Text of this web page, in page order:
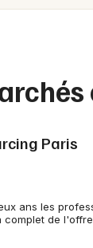
Paris
Paris
ans les
complet de